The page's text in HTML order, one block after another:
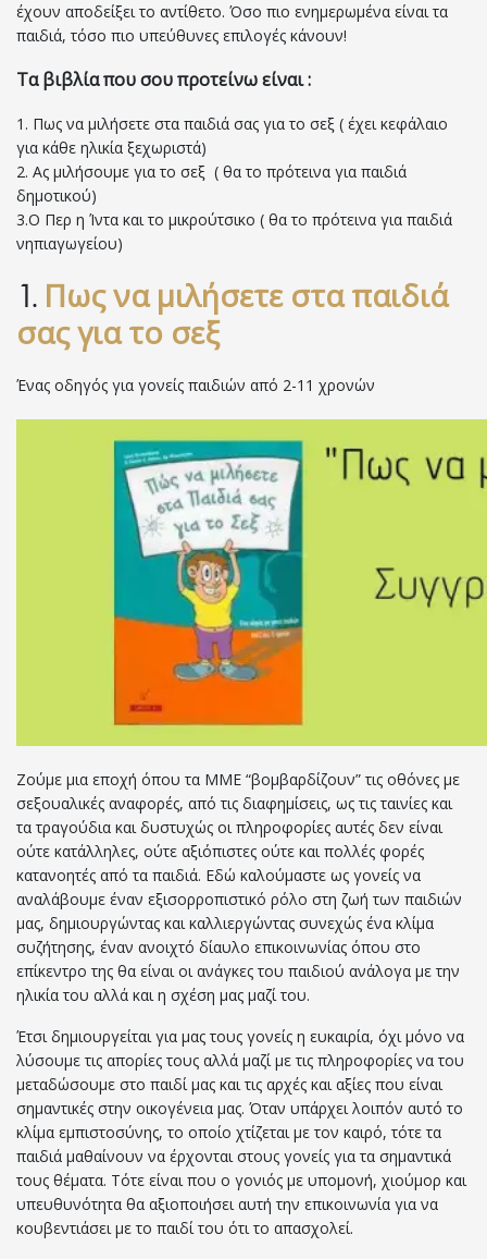
έχουν αποδείξει το αντίθετο. Όσο πιο ενημερωμένα είναι τα
παιδιά, τόσο πιο υπεύθυνες επιλογές κάνουν!
Τα βιβλία που σου προτείνω είναι :
1. Πως να μιλήσετε στα παιδιά σας για το σεξ ( έχει κεφάλαιο
για κάθε ηλικία ξεχωριστά)
2. Ας μιλήσουμε για το σεξ ( θα το πρότεινα για παιδιά
δημοτικού)
3.Ο Περ η Ίντα και το μικρούτσικο ( θα το πρότεινα για παιδιά
νηπιαγωγείου)
1. Πως να μιλήσετε στα παιδιά
σας για το σεξ
Ένας οδηγός για γονείς παιδιών από 2-11 χρονών
Ζούμε μια εποχή όπου τα ΜΜΕ “βομβαρδίζουν” τις οθόνες με
σεξουαλικές αναφορές, από τις διαφημίσεις, ως τις ταινίες και
τα τραγούδια και δυστυχώς οι πληροφορίες αυτές δεν είναι
ούτε κατάλληλες, ούτε αξιόπιστες ούτε και πολλές φορές
κατανοητές από τα παιδιά. Εδώ καλούμαστε ως γονείς να
αναλάβουμε έναν εξισορροπιστικό ρόλο στη ζωή των παιδιών
μας, δημιουργώντας και καλλιεργώντας συνεχώς ένα κλίμα
συζήτησης, έναν ανοιχτό δίαυλο επικοινωνίας όπου στο
επίκεντρο της θα είναι οι ανάγκες του παιδιού ανάλογα με την
ηλικία του αλλά και η σχέση μας μαζί του.
Έτσι δημιουργείται για μας τους γονείς η ευκαιρία, όχι μόνο να
λύσουμε τις απορίες τους αλλά μαζί με τις πληροφορίες να του
μεταδώσουμε στο παιδί μας και τις αρχές και αξίες που είναι
σημαντικές στην οικογένεια μας. Όταν υπάρχει λοιπόν αυτό το
κλίμα εμπιστοσύνης, το οποίο χτίζεται με τον καιρό, τότε τα
παιδιά μαθαίνουν να έρχονται στους γονείς για τα σημαντικά
τους θέματα. Τότε είναι που ο γονιός με υπομονή, χιούμορ και
υπευθυνότητα θα αξιοποιήσει αυτή την επικοινωνία για να
κουβεντιάσει με το παιδί του ότι το απασχολεί.